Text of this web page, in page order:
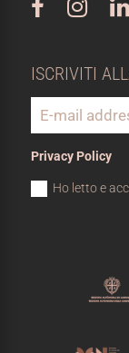
ISCRIVITI
Privacy Policy
Ho letto e